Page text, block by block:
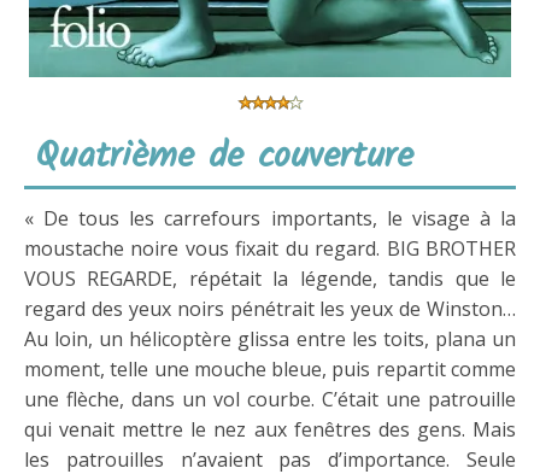
Quatrième de couverture
« De tous les carrefours importants, le visage à la
moustache noire vous fixait du regard. BIG BROTHER
VOUS REGARDE, répétait la légende, tandis que le
regard des yeux noirs pénétrait les yeux de Winston…
Au loin, un hélicoptère glissa entre les toits, plana un
moment, telle une mouche bleue, puis repartit comme
une flèche, dans un vol courbe. C’était une patrouille
qui venait mettre le nez aux fenêtres des gens. Mais
les patrouilles n’avaient pas d’importance. Seule